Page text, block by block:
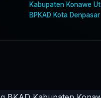
Kabupaten Konawe
BPKAD Kota Denpasar